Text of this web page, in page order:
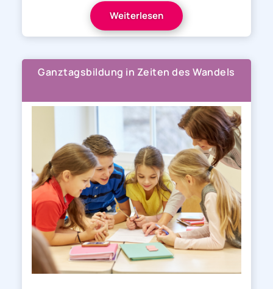
Weiterlesen
Ganztagsbildung in Zeiten des Wandels